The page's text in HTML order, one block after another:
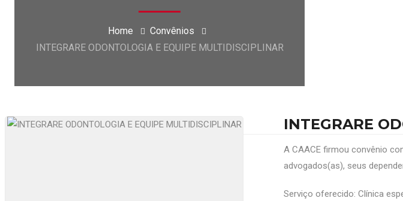
Home
Convênios
INTEGRARE ODONTOLOGIA E EQUIPE MULTIDISCIPLINAR
INTEGRARE
A CAACE firmou convênio
advogados(as), seus
Serviço oferecido: Clínica